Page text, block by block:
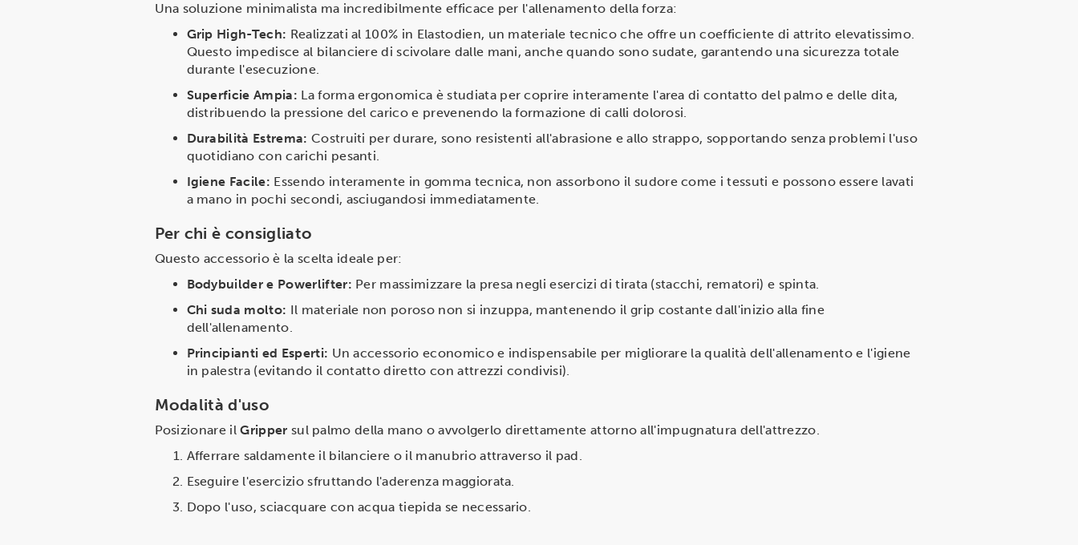
Una soluzione minimalista ma incredibilmente efficace per l'allenamento della forza:
Grip High-Tech: Realizzati al 100% in Elastodien, un materiale tecnico che offre un coefficiente di attrito elevatissimo.
Questo impedisce al bilanciere di scivolare dalle mani, anche quando sono sudate, garantendo una sicurezza totale
durante l'esecuzione.
Superficie Ampia: La forma ergonomica è studiata per coprire interamente l'area di contatto del palmo e delle dita,
distribuendo la pressione del carico e prevenendo la formazione di calli dolorosi.
Durabilità Estrema: Costruiti per durare, sono resistenti all'abrasione e allo strappo, sopportando senza problemi l'uso
quotidiano con carichi pesanti.
Igiene Facile: Essendo interamente in gomma tecnica, non assorbono il sudore come i tessuti e possono essere lavati
a mano in pochi secondi, asciugandosi immediatamente.
Per chi è consigliato
Questo accessorio è la scelta ideale per:
Bodybuilder e Powerlifter: Per massimizzare la presa negli esercizi di tirata (stacchi, rematori) e spinta.
Chi suda molto: Il materiale non poroso non si inzuppa, mantenendo il grip costante dall'inizio alla fine
dell'allenamento.
Principianti ed Esperti: Un accessorio economico e indispensabile per migliorare la qualità dell'allenamento e l'igiene
in palestra (evitando il contatto diretto con attrezzi condivisi).
Modalità d'uso
Posizionare ilGripper sul palmo della mano o avvolgerlo direttamente attorno all'impugnatura dell'attrezzo.
Afferrare saldamente il bilanciere o il manubrio attraverso il pad.
Eseguire l'esercizio sfruttando l'aderenza maggiorata.
Dopo l'uso, sciacquare con acqua tiepida se necessario.